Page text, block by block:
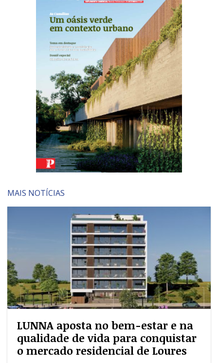
MAIS NOTÍCIAS
LUNNA aposta no bem-estar e na
qualidade de vida para conquistar
o mercado residencial de Loures